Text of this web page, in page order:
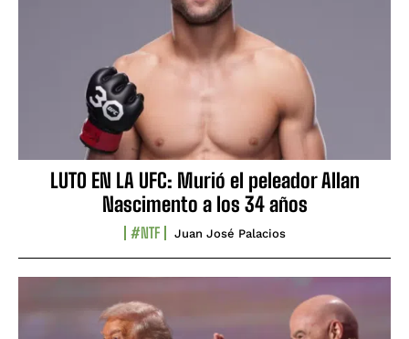
LUTO EN LA UFC: Murió el peleador Allan
Nascimento a los 34 años
#NTF Juan José Palacios